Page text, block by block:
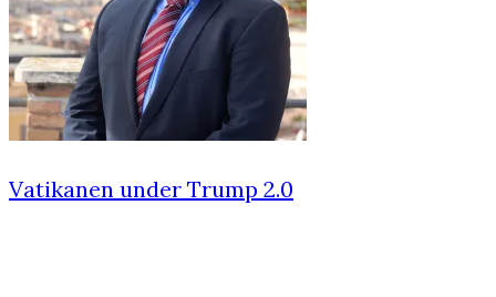
Vatikanen under Trump 2.0